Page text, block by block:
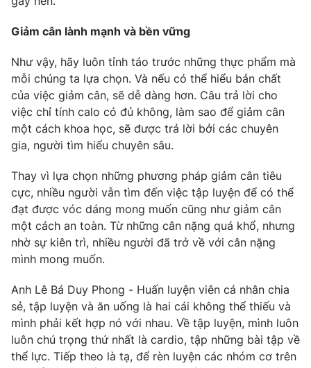
Giảm cân lành mạnh và bền vững
Như vậy, hãy luôn tỉnh táo trước những thực phẩm mà
mỗi chúng ta lựa chọn. Và nếu có thể hiểu bản chất
của việc giảm cân, sẽ dễ dàng hơn. Câu trả lời cho
việc chỉ tính calo có đủ không, làm sao để giảm cân
một cách khoa học, sẽ được trả lời bởi các chuyên
gia, người tìm hiểu chuyên sâu.
Thay vì lựa chọn những phương pháp giảm cân tiêu
cực, nhiều người vẫn tìm đến việc tập luyện để có thể
đạt được vóc dáng mong muốn cũng như giảm cân
một cách an toàn. Từ những cân nặng quá khổ, nhưng
nhờ sự kiên trì, nhiều người đã trở về với cân nặng
mình mong muốn.
Anh Lê Bá Duy Phong - Huấn luyện viên cá nhân chia
sẻ, tập luyện và ăn uống là hai cái không thể thiếu và
mình phải kết hợp nó với nhau. Về tập luyện, mình luôn
luôn chú trọng thứ nhất là cardio, tập những bài tập về
thể lực. Tiếp theo là tạ, để rèn luyện các nhóm cơ trên